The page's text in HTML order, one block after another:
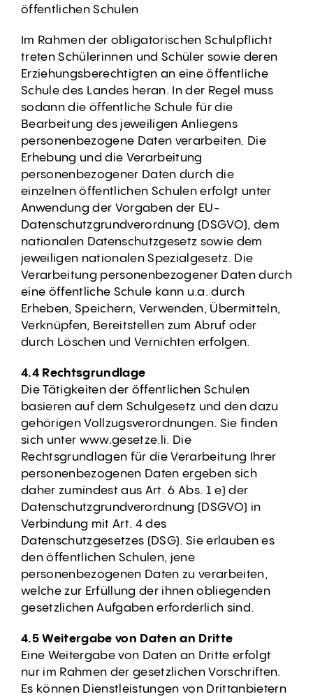
öffentlichen Schulen
Im Rahmen der obligatorischen Schulpflicht
treten Schülerinnen und Schüler sowie deren
Erziehungsberechtigten an eine öffentliche
Schule des Landes heran. In der Regel muss
sodann die öffentliche Schule für die
Bearbeitung des jeweiligen Anliegens
personenbezogene Daten verarbeiten. Die
Erhebung und die Verarbeitung
personenbezogener Daten durch die
einzelnen öffentlichen Schulen erfolgt unter
Anwendung der Vorgaben der EU-
Datenschutzgrundverordnung (DSGVO), dem
nationalen Datenschutzgesetz sowie dem
jeweiligen nationalen Spezialgesetz. Die
Verarbeitung personenbezogener Daten durch
eine öffentliche Schule kann u.a. durch
Erheben, Speichern, Verwenden, Übermitteln,
Verknüpfen, Bereitstellen zum Abruf oder
durch Löschen und Vernichten erfolgen.
4.4 Rechtsgrundlage
Die Tätigkeiten der öffentlichen Schulen
basieren auf dem Schulgesetz und den dazu
gehörigen Vollzugsverordnungen. Sie finden
sich unter www.gesetze.li. Die
Rechtsgrundlagen für die Verarbeitung Ihrer
personenbezogenen Daten ergeben sich
daher zumindest aus Art. 6 Abs. 1 e) der
Datenschutzgrundverordnung (DSGVO) in
Verbindung mit Art. 4 des
Datenschutzgesetzes (DSG). Sie erlauben es
den öffentlichen Schulen, jene
personenbezogenen Daten zu verarbeiten,
welche zur Erfüllung der ihnen obliegenden
gesetzlichen Aufgaben erforderlich sind.
4.5 Weitergabe von Daten an Dritte
Eine Weitergabe von Daten an Dritte erfolgt
nur im Rahmen der gesetzlichen Vorschriften.
Es können Dienstleistungen von Drittanbietern